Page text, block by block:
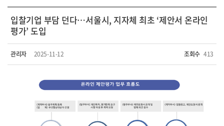
입찰기업 부담 던다…서울시, 지자체 최초 ‘제안서 온라인
평가’ 도입
관리자 2025-11-12 조회수 413